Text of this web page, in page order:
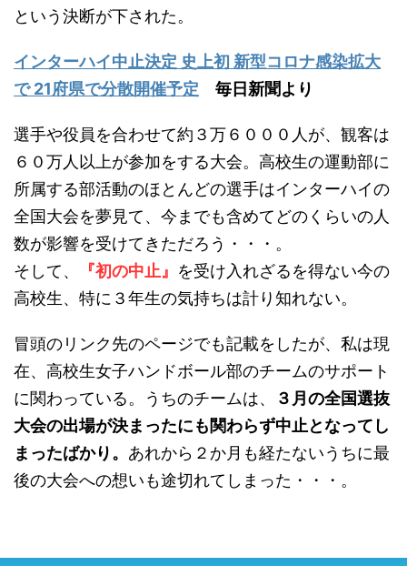
という決断が下された。
インターハイ中止決定 史上初 新型コロナ感染拡大
で 21府県で分散開催予定 毎日新聞より
選手や役員を合わせて約３万６０００人が、観客は
６０万人以上が参加をする大会。高校生の運動部に
所属する部活動のほとんどの選手はインターハイの
全国大会を夢見て、今までも含めてどのくらいの人
数が影響を受けてきただろう・・・。
そして、
『初の中止』 を受け入れざるを得ない今の
高校生、特に３年生の気持ちは計り知れない。
冒頭のリンク先のページでも記載をしたが、私は現
在、高校生女子ハンドボール部のチームのサポート
に関わっている。うちのチームは、
３月の全国選抜
大会の出場が決まったにも関わらず中止となってし
まったばかり。 あれから２か月も経たないうちに最
後の大会への想いも途切れてしまった・・・。